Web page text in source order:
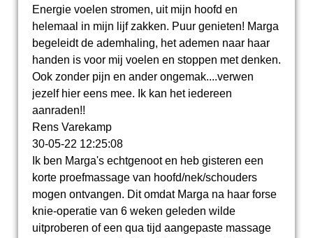
Energie voelen stromen, uit mijn hoofd en
helemaal in mijn lijf zakken. Puur genieten! Marga
begeleidt de ademhaling, het ademen naar haar
handen is voor mij voelen en stoppen met denken.
Ook zonder pijn en ander ongemak....verwen
jezelf hier eens mee. Ik kan het iedereen
aanraden!!
Rens Varekamp
30-05-22 12:25:08
Ik ben Marga's echtgenoot en heb gisteren een
korte proefmassage van hoofd/nek/schouders
mogen ontvangen. Dit omdat Marga na haar forse
knie-operatie van 6 weken geleden wilde
uitproberen of een qua tijd aangepaste massage